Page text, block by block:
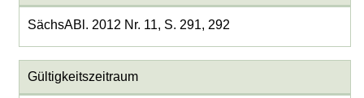
SächsABl. 2012 Nr. 11, S. 291, 292
Gültigkeitszeitraum